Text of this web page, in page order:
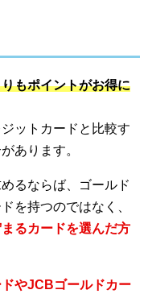
もポイントがお得に
ットカードと比較す
あります。
るならば、ゴールド
を持つのではなく、
るカードを選んだ方
やJCBゴールドカー